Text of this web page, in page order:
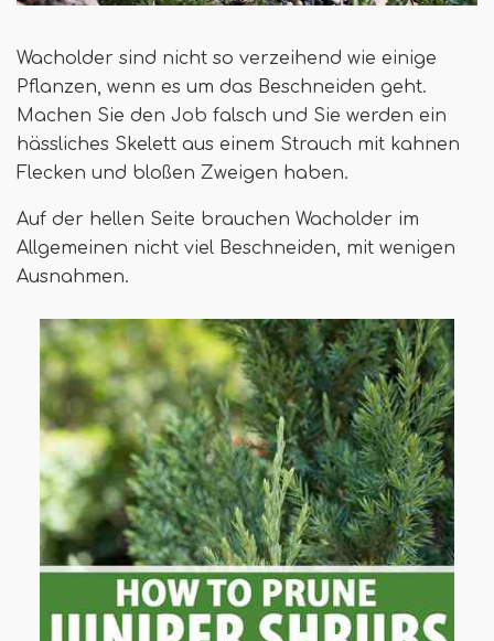
Wacholder sind nicht so verzeihend wie einige
Pflanzen, wenn es um das Beschneiden geht.
Machen Sie den Job falsch und Sie werden ein
hässliches Skelett aus einem Strauch mit kahnen
Flecken und bloßen Zweigen haben.
Auf der hellen Seite brauchen Wacholder im
Allgemeinen nicht viel Beschneiden, mit wenigen
Ausnahmen.